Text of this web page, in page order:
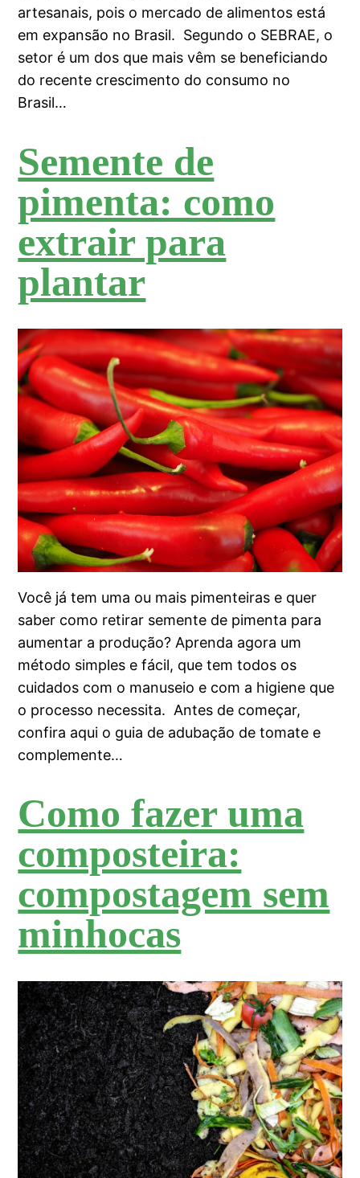
artesanais, pois o mercado de alimentos está
em expansão no Brasil. Segundo o SEBRAE, o
setor é um dos que mais vêm se beneficiando
do recente crescimento do consumo no
Brasil…
Semente de
pimenta: como
extrair para
plantar
Você já tem uma ou mais pimenteiras e quer
saber como retirar semente de pimenta para
aumentar a produção? Aprenda agora um
método simples e fácil, que tem todos os
cuidados com o manuseio e com a higiene que
o processo necessita. Antes de começar,
confira aqui o guia de adubação de tomate e
complemente…
Como fazer uma
composteira:
compostagem sem
minhocas